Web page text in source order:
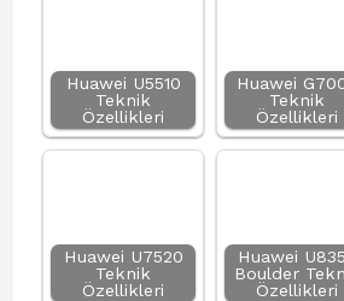
Huawei U5510
Teknik
Özellikleri
Huawei
Teknik
Özellikleri
Huawei U7520
Teknik
Özellikleri
Huawei
Boulder
Özellikleri